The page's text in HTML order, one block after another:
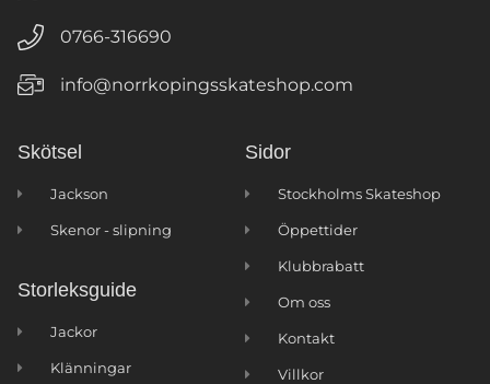
0766-316690
info@norrkopingsskateshop.com
Skötsel
Jackson
Skenor - slipning
Storleksguide
Jackor
Klänningar
Sidor
Stockholms Skateshop
Öppettider
Klubbrabatt
Om oss
Kontakt
Villkor